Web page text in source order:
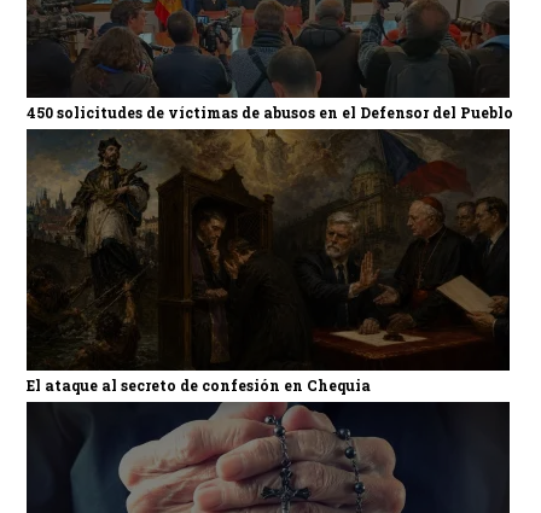
450 solicitudes de víctimas de abusos en el Defensor del Pueblo
El ataque al secreto de confesión en Chequia